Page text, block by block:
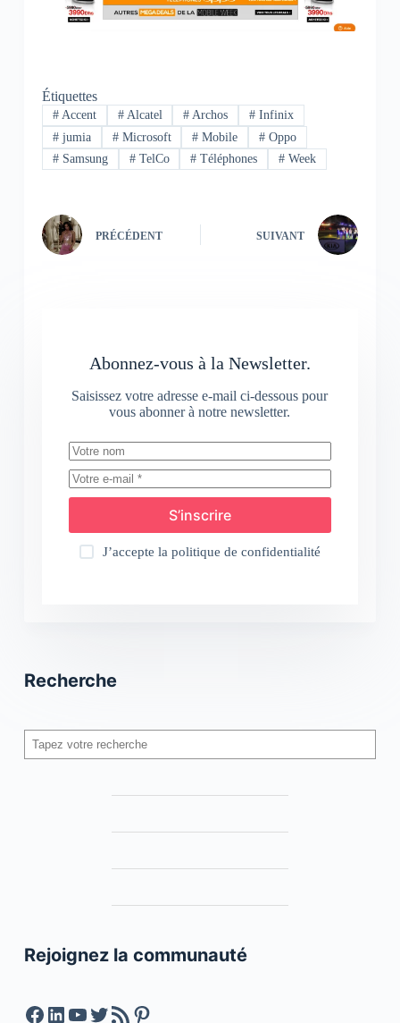
Étiquettes
#Accent #Alcatel # Archos # Infinix
#jumia #Microsoft # Mobile # Oppo
#Samsung #TelCo # Téléphones # Week
PRÉCÉDENT SUIVANT
Abonnez-vous à la Newsletter.
Saisissez votre adresse e-mail ci-dessous pour
vous abonner à notre newsletter.
S’inscrire
J’accepte la politique de confidentialité
Recherche
Rechercher
Rejoignez la communauté
Facebook
LinkedIn
YouTube
Twitter
Feed RSSPinterest